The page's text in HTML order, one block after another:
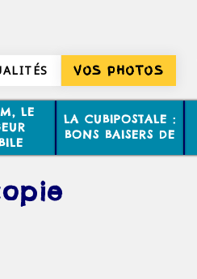
VOS PHOTOS
LE
LA CUBIPOSTALE :
BONS BAISERS DE